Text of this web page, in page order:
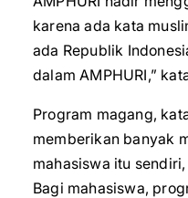
karena ada kata
ada Republik
dalam AMPHURI,”
Program magang,
memberikan banyak
mahasiswa itu
Bagi mahasiswa,